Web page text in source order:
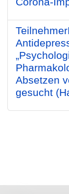
Absetzen
gesucht